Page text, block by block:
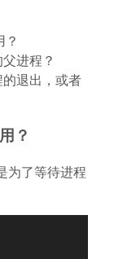
？
进程？
退出，或者
？
为了等待进程